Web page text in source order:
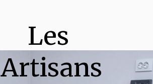
Les
Artisans